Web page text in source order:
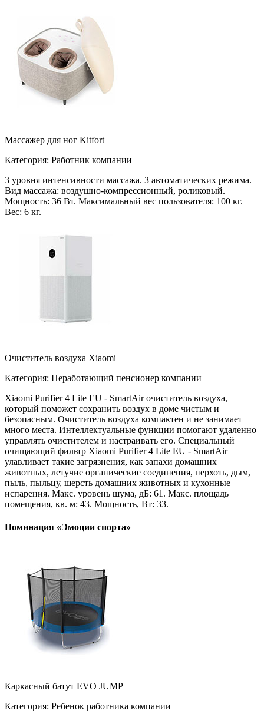
Массажер для ног Kitfort
Категория: Работник компании
3 уровня интенсивности массажа. 3 автоматических режима.
Вид массажа: воздушно-компрессионный, роликовый.
Мощность: 36 Вт. Максимальный вес пользователя: 100 кг.
Вес: 6 кг.
Очиститель воздуха Xiaomi
Категория: Неработающий пенсионер компании
Xiaomi Purifier 4 Lite EU - SmartAir очиститель воздуха,
который поможет сохранить воздух в доме чистым и
безопасным. Очиститель воздуха компактен и не занимает
много места. Интеллектуальные функции помогают удаленно
управлять очистителем и настраивать его. Специальный
очищающий фильтр Xiaomi Purifier 4 Lite EU - SmartAir
улавливает такие загрязнения, как запахи домашних
животных, летучие органические соединения, перхоть, дым,
пыль, пыльцу, шерсть домашних животных и кухонные
испарения. Макс. уровень шума, дБ: 61. Макс. площадь
помещения, кв. м: 43. Мощность, Вт: 33.
Номинация «Эмоции спорта»
Каркасный батут EVO JUMP
Категория: Ребенок работника компании